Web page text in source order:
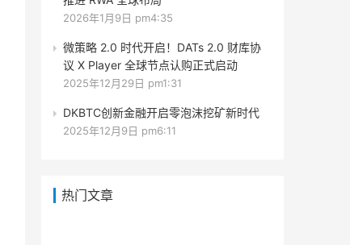
2026年1月9日 pm4:35
微策略 2.0 时代开启！DATs 2.0 财库协
议 X Player 全球节点认购正式启动
2025年12月29日 pm1:31
DKBTC创新金融开启零泡沫挖矿新时代
2025年12月9日 pm6:11
热门文章